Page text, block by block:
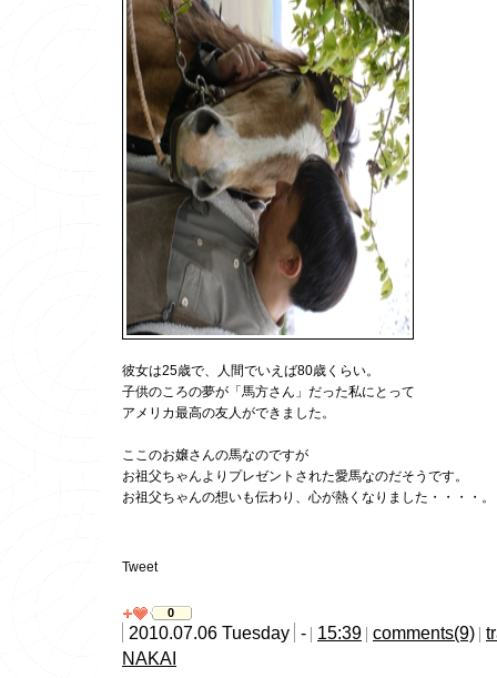
彼女は25歳で、人間でいえば80歳くらい。
子供のころの夢が「馬方さん」だった私にとって
アメリカ最高の友人ができました。
ここのお嬢さんの馬なのですが
お祖父ちゃんよりプレゼントされた愛馬なのだそうです。
お祖父ちゃんの想いも伝わり、心が熱くなりました・・・・。
Tweet
0
2010.07.06 Tuesday - 15:39 comments(9)
NAKAI